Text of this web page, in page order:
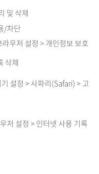
및 삭제
/차단
우저 설정 > 개인정보 보호
삭제
설정 > 사파리(Safari) > 고
저 설정 > 인터넷 사용 기록